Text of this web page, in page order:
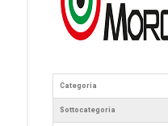
Categoria
Sottocategoria